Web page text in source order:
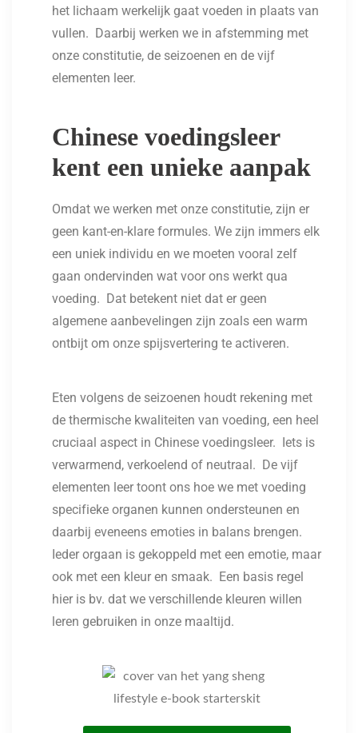
het lichaam werkelijk gaat voeden in plaats van
vullen. Daarbij werken we in afstemming met
onze constitutie, de seizoenen en de vijf
elementen leer.
Chinese voedingsleer
kent een unieke aanpak
Omdat we werken met onze constitutie, zijn er
geen kant-en-klare formules. We zijn immers elk
een uniek individu en we moeten vooral zelf
gaan ondervinden wat voor ons werkt qua
voeding. Dat betekent niet dat er geen
algemene aanbevelingen zijn zoals een warm
ontbijt om onze spijsvertering te activeren.
Eten volgens de seizoenen houdt rekening met
de thermische kwaliteiten van voeding, een heel
cruciaal aspect in Chinese voedingsleer. Iets is
verwarmend, verkoelend of neutraal. De vijf
elementen leer toont ons hoe we met voeding
specifieke organen kunnen ondersteunen en
daarbij eveneens emoties in balans brengen.
Ieder orgaan is gekoppeld met een emotie, maar
ook met een kleur en smaak. Een basis regel
hier is bv. dat we verschillende kleuren willen
leren gebruiken in onze maaltijd.